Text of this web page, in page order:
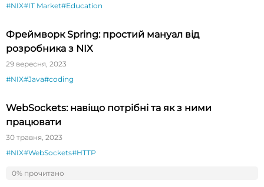
#NIX#IT Market#Education
Фреймворк Spring: простий мануал від
розробника з NIX
29 вересня, 2023
#NIX#Java#coding
WebSockets: навіщо потрібні та як з ними
працювати
30 травня, 2023
#NIX#WebSockets#HTTP
Пагінація нескінченного списку записів у
0% прочитано
0%